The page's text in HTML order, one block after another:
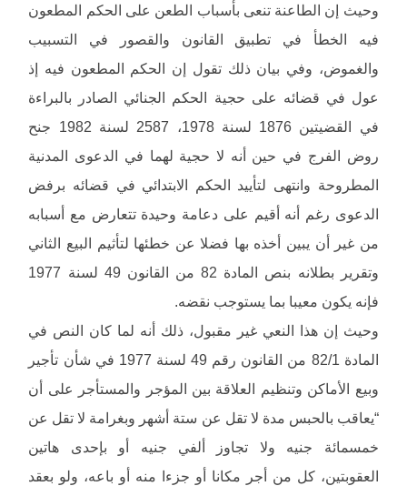
وحيث إن الطاعنة تنعى بأسباب الطعن على الحكم المطعون
فيه الخطأ في تطبيق القانون والقصور في التسبيب
والغموض، وفي بيان ذلك تقول إن الحكم المطعون فيه إذ
عول في قضائه على حجية الحكم الجنائي الصادر بالبراءة
في القضيتين 1876 لسنة 1978، 2587 لسنة 1982 جنح
روض الفرج في حين أنه لا حجية لهما في الدعوى المدنية
المطروحة وانتهى لتأييد الحكم الابتدائي في قضائه برفض
الدعوى رغم أنه أقيم على دعامة وحيدة تتعارض مع أسبابه
من غير أن يبين أخذه بها فضلا عن خطئها لتأثيم البيع الثاني
وتقرير بطلانه بنص المادة 82 من القانون 49 لسنة 1977
فإنه يكون معيبا بما يستوجب نقضه.
وحيث إن هذا النعي غير مقبول، ذلك أنه لما كان النص في
المادة 82/1 من القانون رقم 49 لسنة 1977 في شأن تأجير
وبيع الأماكن وتنظيم العلاقة بين المؤجر والمستأجر على أن
“يعاقب بالحبس مدة لا تقل عن ستة أشهر وبغرامة لا تقل عن
خمسمائة جنيه ولا تجاوز ألفي جنيه أو بإحدى هاتين
العقوبتين، كل من أجر مكانا أو جزءا منه أو باعه، ولو بعقد